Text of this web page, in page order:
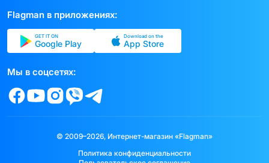
Flagman в приложениях:
GET IT ON
Google Play
Download on the
App Store
Мы в соцсетях:
© 2009–2026, Интернет-магазин «Flagman»
Политика конфиденциальности